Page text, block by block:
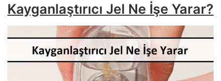
Kayganlaştırıcı Jel Ne İşe Yarar?